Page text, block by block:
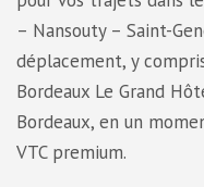
– Nansouty – Saint-
déplacement, y
Bordeaux Le Grand
Bordeaux, en un
VTC premium.